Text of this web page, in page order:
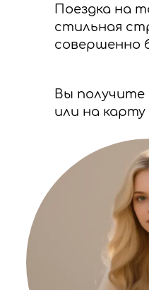
Поездка на
стильная
совершенно
Вы получите
или на